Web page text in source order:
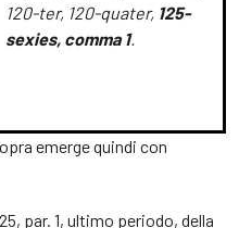
120-ter, 120-quater, 125-
sexies, comma 1.
emerge quindi con
par. 1, ultimo periodo, della